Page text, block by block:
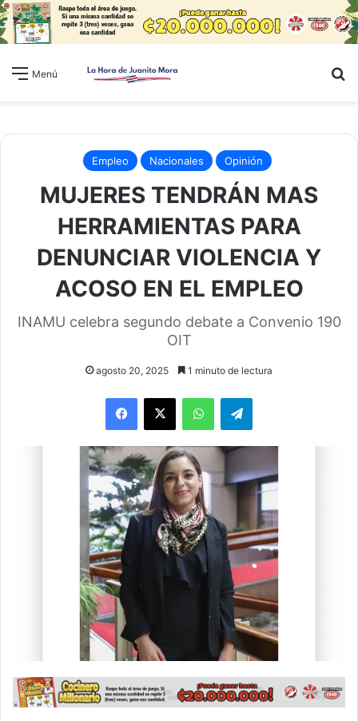
Menú
Empleo Nacionales Opinión
MUJERES TENDRÁN MAS
HERRAMIENTAS PARA
DENUNCIAR VIOLENCIA Y
ACOSO EN EL EMPLEO
INAMU celebra segundo debate a Convenio 190
OIT
agosto 20, 2025 1 minuto de lectura
WhatsAppTelegram